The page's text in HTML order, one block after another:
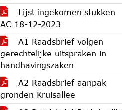
Lijst ingekomen stukken
AC 18-12-2023
A1 Raadsbrief volgen
gerechtelijke uitspraken in
handhavingszaken
A2 Raadsbrief aanpak
gronden Kruisallee